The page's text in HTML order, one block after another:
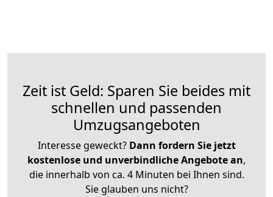
Zeit ist Geld: Sparen Sie beides mit
schnellen und passenden
Umzugsangeboten
Interesse geweckt? Dann fordern Sie jetzt
kostenlose und unverbindliche Angebote an,
die innerhalb von ca. 4 Minuten bei Ihnen sind.
Sie glauben uns nicht?